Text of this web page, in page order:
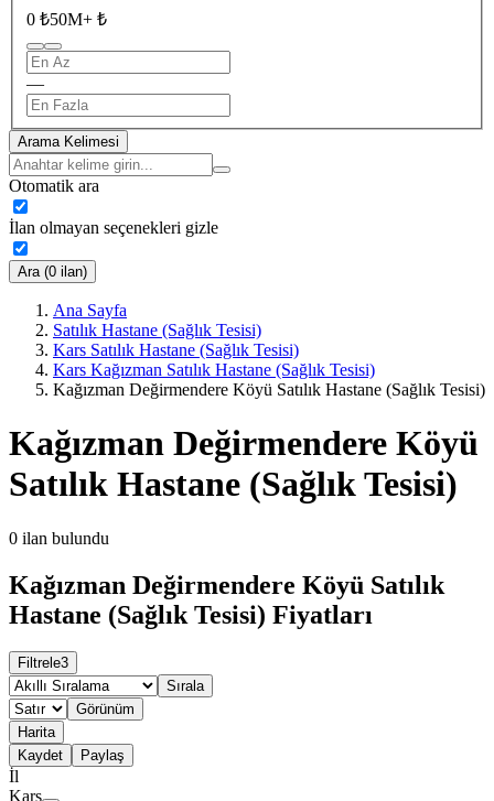
0 ₺50M+ ₺
—
Arama Kelimesi
Otomatik ara
İlan olmayan seçenekleri gizle
Ara (0 ilan)
Ana Sayfa
Satılık Hastane (Sağlık Tesisi)
Kars Satılık Hastane (Sağlık Tesisi)
Kars Kağızman Satılık Hastane (Sağlık Tesisi)
Kağızman Değirmendere Köyü Satılık Hastane (Sağlık Tesisi)
Kağızman Değirmendere Köyü
Satılık Hastane (Sağlık Tesisi)
0 ilan bulundu
Kağızman Değirmendere Köyü Satılık
Hastane (Sağlık Tesisi) Fiyatları
Filtrele3
Sırala
Görünüm
Harita
Kaydet
Paylaş
İl
Kars